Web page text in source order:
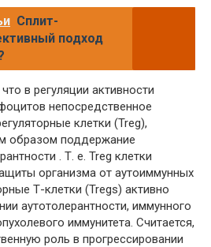
Сплит-
подход
в регуляции активности
непосредственное
клетки (Treg),
образом поддержание
. Т. е. Treg клетки
организма от аутоиммунных
Т-клетки (Tregs) активно
аутотолерантности, иммунного
иммунитета. Считается,
роль в прогрессировании